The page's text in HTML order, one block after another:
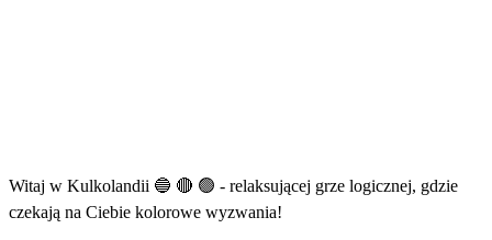
Witaj w Kulkolandii 🔵 🔴 🟢 - relaksującej grze logicznej, gdzie
czekają na Ciebie kolorowe wyzwania!